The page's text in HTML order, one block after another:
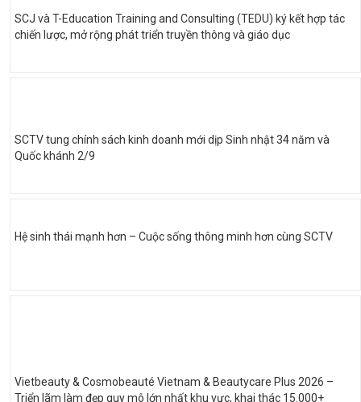
SCJ và T-Education Training and Consulting (TEDU) ký kết hợp tác
chiến lược, mở rộng phát triển truyền thông và giáo dục
SCTV tung chính sách kinh doanh mới dịp Sinh nhật 34 năm và
Quốc khánh 2/9
Hệ sinh thái mạnh hơn – Cuộc sống thông minh hơn cùng SCTV
Vietbeauty & Cosmobeauté Vietnam & Beautycare Plus 2026 –
Triển lãm làm đẹp quy mô lớn nhất khu vực, khai thác 15.000+